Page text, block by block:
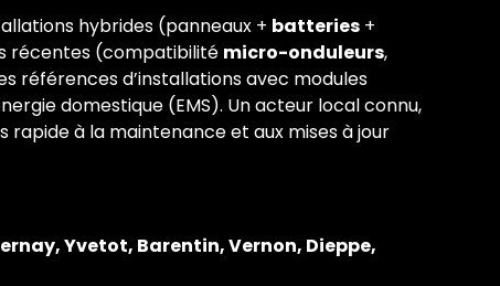
hybrides (panneaux + batteries +
récentes (compatibilité micro-onduleurs,
références d’installations avec modules
domestique (EMS). Un acteur local connu,
rapide à la maintenance et aux mises à jour
Yvetot, Barentin, Vernon, Dieppe,